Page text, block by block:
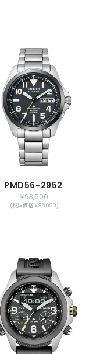
PMD56-2952
￥93,500
(税抜価格 ￥85,000)